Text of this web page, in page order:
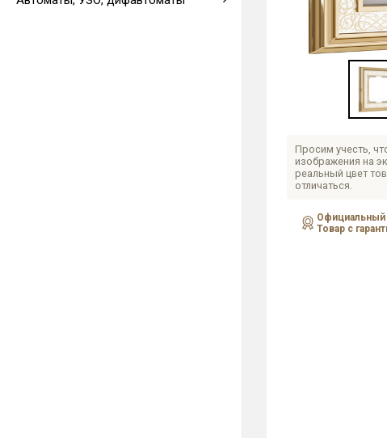
Просим учесть,
изображения на
реальный цвет
отличаться.
Официальный
Товар с